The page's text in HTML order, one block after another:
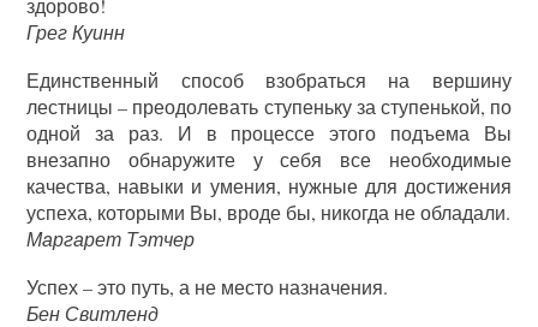
здорово!
Грег Куинн
Единственный способ взобраться на вершину
лестницы – преодолевать ступеньку за ступенькой, по
одной за раз. И в процессе этого подъема Вы
внезапно обнаружите у себя все необходимые
качества, навыки и умения, нужные для достижения
успеха, которыми Вы, вроде бы, никогда не обладали.
Маргарет Тэтчер
Успех – это путь, а не место назначения.
Бен Свитленд